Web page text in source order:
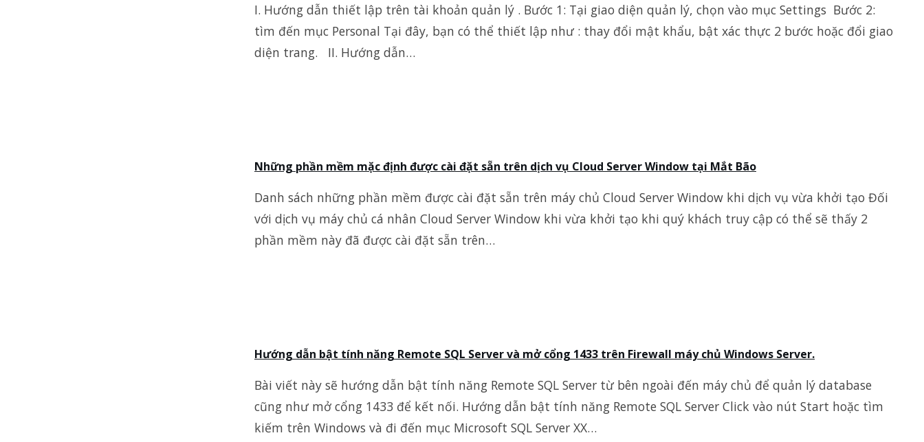
I. Hướng dẫn thiết lập trên tài khoản quản lý . Bước 1: Tại giao diện quản lý, chọn vào mục Settings Bước 2:
tìm đến mục Personal Tại đây, bạn có thể thiết lập như : thay đổi mật khẩu, bật xác thực 2 bước hoặc đổi giao
diện trang. II. Hướng dẫn…
Những phần mềm mặc định được cài đặt sẵn trên dịch vụ Cloud Server Window tại Mắt Bão
Danh sách những phần mềm được cài đặt sẵn trên máy chủ Cloud Server Window khi dịch vụ vừa khởi tạo Đối
với dịch vụ máy chủ cá nhân Cloud Server Window khi vừa khởi tạo khi quý khách truy cập có thể sẽ thấy 2
phần mềm này đã được cài đặt sẵn trên…
Hướng dẫn bật tính năng Remote SQL Server và mở cổng 1433 trên Firewall máy chủ Windows Server.
Bài viết này sẽ hướng dẫn bật tính năng Remote SQL Server từ bên ngoài đến máy chủ để quản lý database
cũng như mở cổng 1433 để kết nối. Hướng dẫn bật tính năng Remote SQL Server Click vào nút Start hoặc tìm
kiếm trên Windows và đi đến mục Microsoft SQL Server XX…